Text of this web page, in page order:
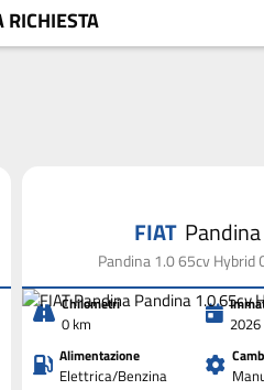
FIAT Pandina
Pandina 1.0 65cv Hybrid
Chilometri
0 km 2026
Alimentazione
Elettrica/Benzina